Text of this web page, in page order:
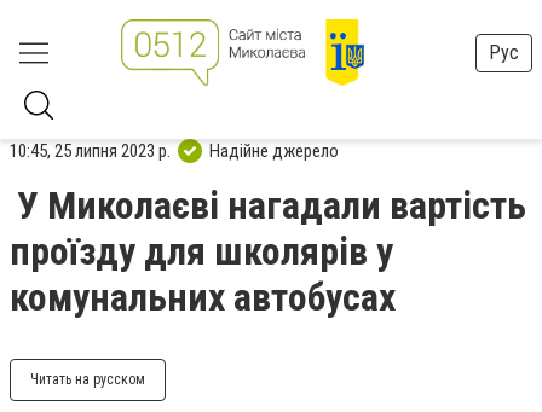
Рус
10:45, 25 липня 2023 р. Надійне джерело
У Миколаєві нагадали вартість
проїзду для школярів у
комунальних автобусах
Читать на русском